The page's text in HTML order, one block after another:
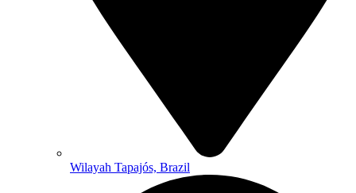
Wilayah Tapajós, Brazil